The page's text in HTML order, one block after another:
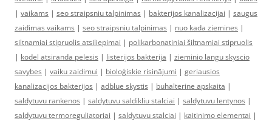
| vaikams | seo straipsniu talpinimas | bakterijos kanalizacijai | saugus
zaidimas vaikams | seo straipsniu talpinimas | nuo kada ziemines |
siltnamiai stipruolis atsiliepimai | polikarbonatiniai šiltnamiai stipruolis
| kodel atsiranda pelesis | listerijos bakterija | zieminio langu skyscio
savybes | vaiku zaidimui | bioloģiskie risinājumi | geriausios
kanalizacijos bakterijos | adblue skystis | buhalterine apskaita |
saldytuvu rankenos | saldytuvu saldikliu stalciai | saldytuvu lentynos |
saldytuvu termoreguliatoriai | saldytuvu stalciai | kaitinimo elementai |